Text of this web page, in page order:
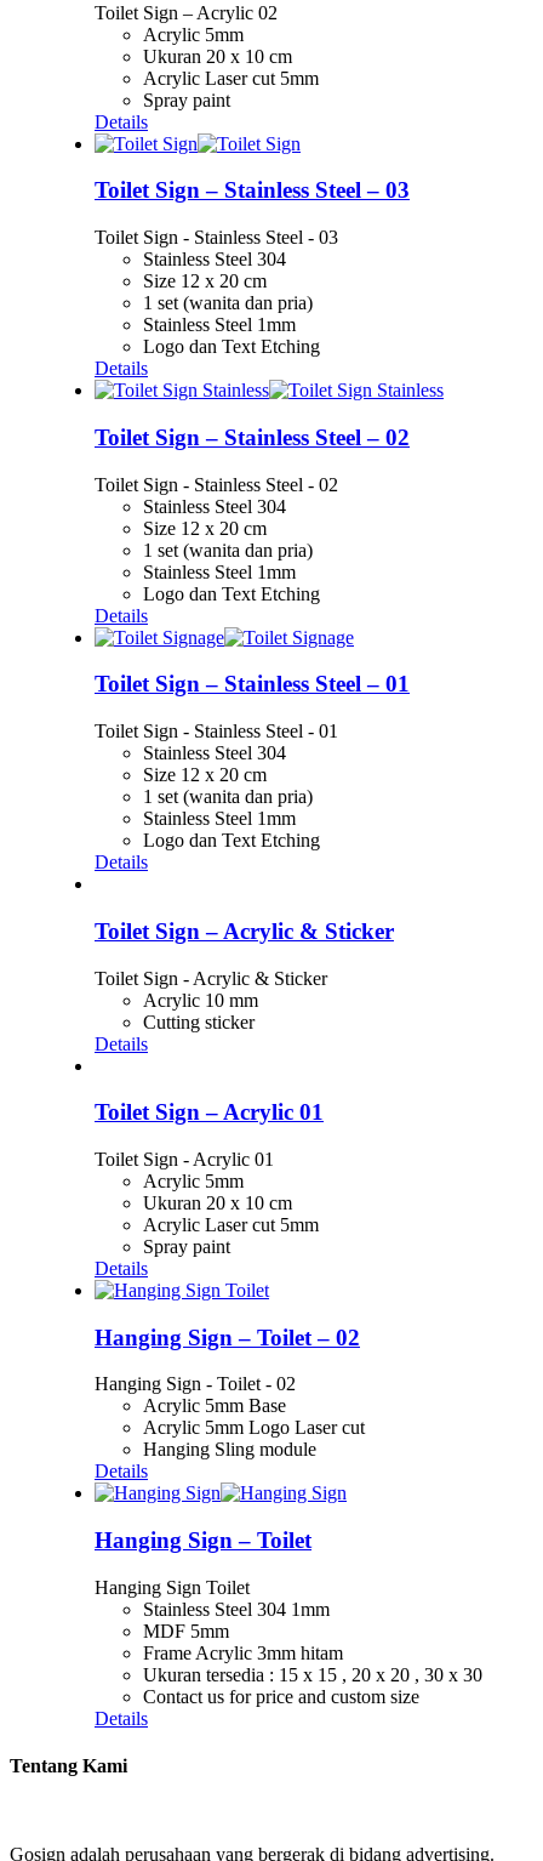
Toilet Sign – Acrylic 02
Acrylic 5mm
Ukuran 20 x 10 cm
Acrylic Laser cut 5mm
Spray paint
Details
Toilet Sign – Stainless Steel – 03
Toilet Sign - Stainless Steel - 03
Stainless Steel 304
Size 12 x 20 cm
1 set (wanita dan pria)
Stainless Steel 1mm
Logo dan Text Etching
Details
Toilet Sign – Stainless Steel – 02
Toilet Sign - Stainless Steel - 02
Stainless Steel 304
Size 12 x 20 cm
1 set (wanita dan pria)
Stainless Steel 1mm
Logo dan Text Etching
Details
Toilet Sign – Stainless Steel – 01
Toilet Sign - Stainless Steel - 01
Stainless Steel 304
Size 12 x 20 cm
1 set (wanita dan pria)
Stainless Steel 1mm
Logo dan Text Etching
Details
Toilet Sign – Acrylic & Sticker
Toilet Sign - Acrylic & Sticker
Acrylic 10 mm
Cutting sticker
Details
Toilet Sign – Acrylic 01
Toilet Sign - Acrylic 01
Acrylic 5mm
Ukuran 20 x 10 cm
Acrylic Laser cut 5mm
Spray paint
Details
Hanging Sign – Toilet – 02
Hanging Sign - Toilet - 02
Acrylic 5mm Base
Acrylic 5mm Logo Laser cut
Hanging Sling module
Details
Hanging Sign – Toilet
Hanging Sign Toilet
Stainless Steel 304 1mm
MDF 5mm
Frame Acrylic 3mm hitam
Ukuran tersedia : 15 x 15 , 20 x 20 , 30 x 30
Contact us for price and custom size
Details
Tentang Kami
Gosign adalah perusahaan yang bergerak di bidang advertising.